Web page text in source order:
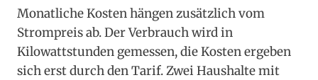
Monatliche Kosten hängen zusätzlich vom
Strompreis ab. Der Verbrauch wird in
Kilowattstunden gemessen, die Kosten ergeben
sich erst durch den Tarif. Zwei Haushalte mit